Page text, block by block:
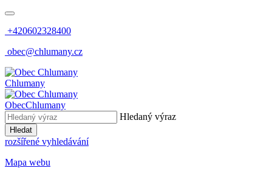
+420602328400
obec@chlumany.cz
Chlumany
ObecChlumany
Hledaný výraz
Hledat
rozšířené vyhledávání
Mapa webu